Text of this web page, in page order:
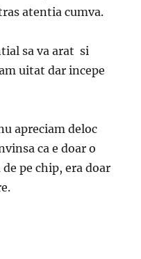
atentia cumva.
sa va arat si
uitat dar incepe
apreciam deloc
ca e doar o
pe chip, era doar